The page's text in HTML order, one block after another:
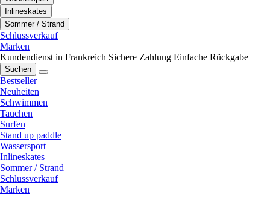
Inlineskates
Sommer / Strand
Schlussverkauf
Marken
Kundendienst in Frankreich Sichere Zahlung Einfache Rückgabe
Suchen
Bestseller
Neuheiten
Schwimmen
Tauchen
Surfen
Stand up paddle
Wassersport
Inlineskates
Sommer / Strand
Schlussverkauf
Marken